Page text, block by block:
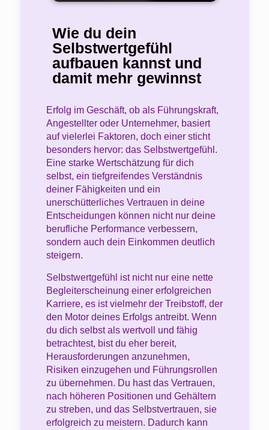
Wie du dein
Selbstwertgefühl
aufbauen kannst und
damit mehr gewinnst
Erfolg im Geschäft, ob als Führungskraft,
Angestellter oder Unternehmer, basiert
auf vielerlei Faktoren, doch einer sticht
besonders hervor: das Selbstwertgefühl.
Eine starke Wertschätzung für dich
selbst, ein tiefgreifendes Verständnis
deiner Fähigkeiten und ein
unerschütterliches Vertrauen in deine
Entscheidungen können nicht nur deine
berufliche Performance verbessern,
sondern auch dein Einkommen deutlich
steigern.
Selbstwertgefühl ist nicht nur eine nette
Begleiterscheinung einer erfolgreichen
Karriere, es ist vielmehr der Treibstoff, der
den Motor deines Erfolgs antreibt. Wenn
du dich selbst als wertvoll und fähig
betrachtest, bist du eher bereit,
Herausforderungen anzunehmen,
Risiken einzugehen und Führungsrollen
zu übernehmen. Du hast das Vertrauen,
nach höheren Positionen und Gehältern
zu streben, und das Selbstvertrauen, sie
erfolgreich zu meistern. Dadurch kann